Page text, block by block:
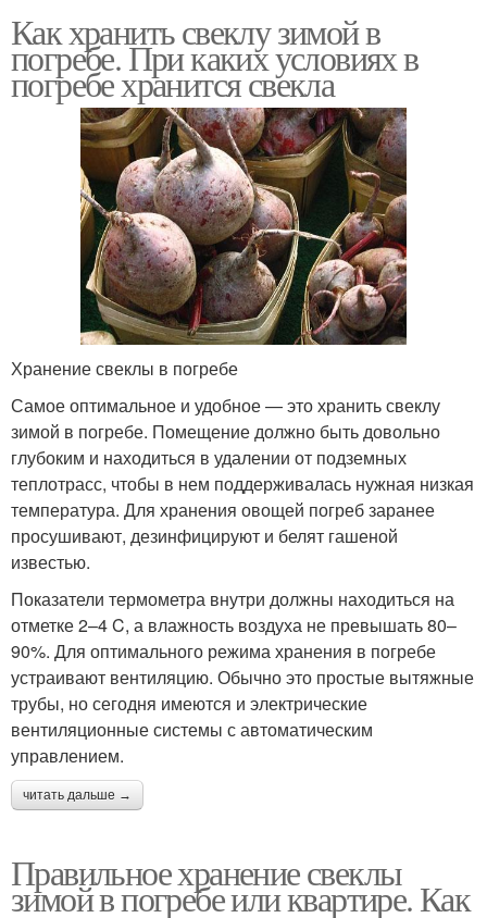
Как хранить свеклу зимой в
погребе. При каких условиях в
погребе хранится свекла
Хранение свеклы в погребе
Самое оптимальное и удобное — это хранить свеклу
зимой в погребе. Помещение должно быть довольно
глубоким и находиться в удалении от подземных
теплотрасс, чтобы в нем поддерживалась нужная низкая
температура. Для хранения овощей погреб заранее
просушивают, дезинфицируют и белят гашеной
известью.
Показатели термометра внутри должны находиться на
отметке 2–4 C, а влажность воздуха не превышать 80–
90%. Для оптимального режима хранения в погребе
устраивают вентиляцию. Обычно это простые вытяжные
трубы, но сегодня имеются и электрические
вентиляционные системы с автоматическим
управлением.
читать дальше →
Правильное хранение свеклы
зимой в погребе или квартире. Как